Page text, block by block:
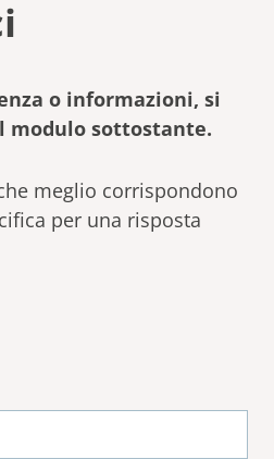
o informazioni, si
modulo sottostante.
meglio corrispondono
per una risposta